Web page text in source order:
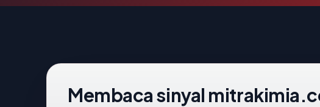
Membaca sinyal